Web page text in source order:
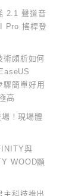
2.1 聲道音
Pro 搖桿登
術頗析如何
簡單好用
高
！現場體
與
WOOD顯
主科技推出